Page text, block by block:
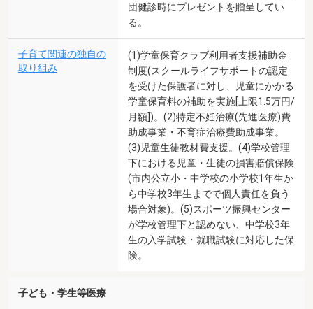
団健診時にプレゼントを贈呈してい
る。
子育て関連の独自の
取り組み
(1)学童保育クラブ利用者支援補助金
制度(スクールライフサポートの認定
を受けた保護者に対し、児童にかかる
学童保育料の補助を実施[上限1.5万円/
月額])。(2)特定不妊治療(先進医療)費
助成事業・不育症治療費助成事業。
(3)児童生徒教材費支援。(4)学校管理
下における児童・生徒の損害賠償保険
(市内公立小・中学校の小学校1年生か
ら中学校3年生までで個人責任を負う
場合対象)。(5)スポーツ振興センター
が学校管理下と認めない、中学校3年
生の入学試験・就職試験に対応した保
険。
子ども・学生等医療